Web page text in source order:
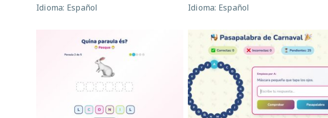
Idioma: Español
Idioma: Español
Quina paraula és Pasapalabra de Carnaval